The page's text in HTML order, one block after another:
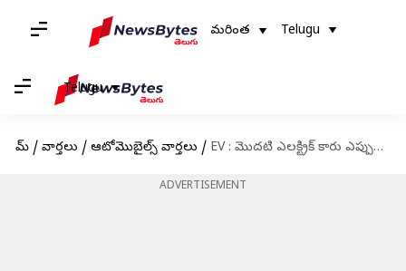
మరింత Telugu
Telugu
హోమ్ / వార్తలు / ఆటోమొబైల్స్ వార్తలు / EV : మొదటి ఎలక్ట్రిక్ కారు ఎప్పుడు విడుదలైందో తెలుసా..?నేడు ఈవి మార్కెట్ విలువ రూ.33 వేల కోట్లు
ADVERTISEMENT